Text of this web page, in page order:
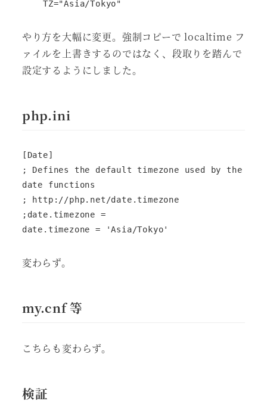
    TZ="Asia/Tokyo"
やり方を大幅に変更。強制コピーで localtime フ
ァイルを上書きするのではなく、段取りを踏んで
設定するようにしました。
php.ini
[Date]
; Defines the default timezone used by the
date functions
; http://php.net/date.timezone
;date.timezone =
date.timezone = 'Asia/Tokyo'
変わらず。
my.cnf 等
こちらも変わらず。
検証